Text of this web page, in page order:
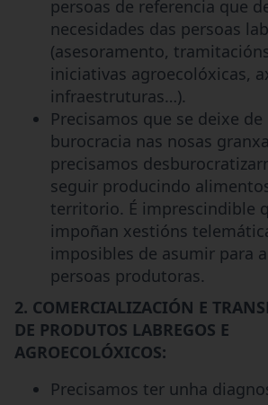
persoas de referencia que
necesidades das persoas
(asesoramento,
iniciativas agroecolóxicas,
infraestruturas…).
Precisamos que se deixe
burocracia nas nosas
precisamos
seguir producindo
territorio. É imprescindible
impoñan xestións
imposibles de asumir para
persoas produtoras.
2. COMERCIALIZACIÓN E
DE PRODUTOS LABREGOS E
AGROECOLÓXICOS:
Precisamos ter unha